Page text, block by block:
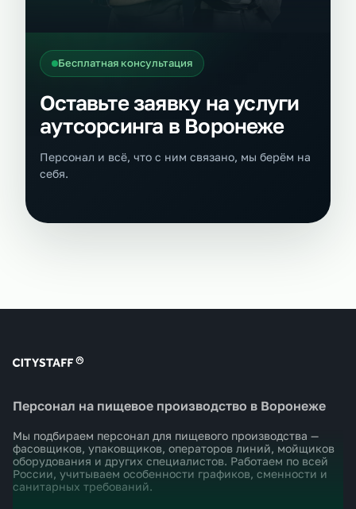
Бесплатная консультация
Оставьте заявку на услуги
аутсорсинга в Воронеже
Персонал и всё, что с ним связано, мы берём на
себя.
Персонал на пищевое производство в Воронеже
Мы подбираем персонал для пищевого производства —
фасовщиков, упаковщиков, операторов линий, мойщиков
оборудования и других специалистов. Работаем по всей
России, учитываем особенности графиков, сменности и
санитарных требований.